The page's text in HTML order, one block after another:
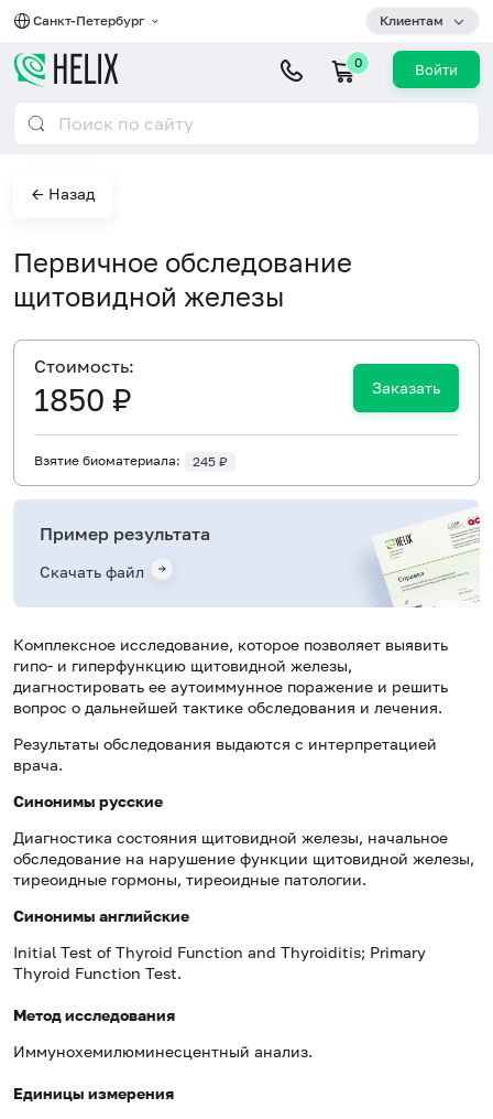
Санкт-Петербург Клиентам
0 Войти
← Назад
Первичное обследование
щитовидной железы
Комплексное исследование, которое позволяет выявить
гипо- и гиперфункцию щитовидной железы,
диагностировать ее аутоиммунное поражение и решить
вопрос о дальнейшей тактике обследования и лечения.
Результаты обследования выдаются с интерпретацией
врача.
Синонимы русские
Диагностика состояния щитовидной железы, начальное
обследование на нарушение функции щитовидной железы,
тиреоидные гормоны, тиреоидные патологии.
Синонимы английские
Initial Test of Thyroid Function and Thyroiditis; Primary
Thyroid Function Test.
Метод исследования
Иммунохемилюминесцентный анализ.
Единицы измерения
Cтоимость:
1850 ₽ Заказать
Взятие биоматериала: 245 ₽
Пример результата
Скачать файл